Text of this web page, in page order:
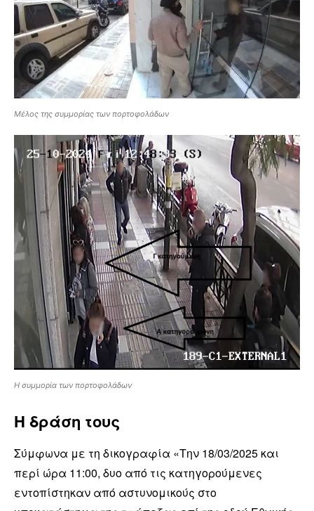
Μέλος της συμμορίας των πορτοφολάδων
Η συμμορία των πορτοφολάδων
Η δράση τους
Σύμφωνα με τη δικογραφία «Την 18/03/2025 και
περί ώρα 11:00, δυο από τις κατηγορούμενες
εντοπίστηκαν από αστυνομικούς στο